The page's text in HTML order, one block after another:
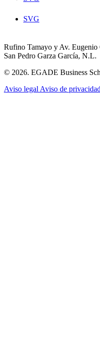
SVG
Rufino Tamayo y Av. Eugenio
San Pedro Garza García, N.L.
© 2026. EGADE Business
Aviso legal Aviso de privacidad